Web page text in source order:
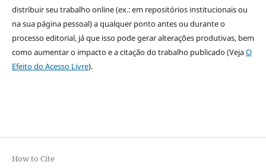
distribuir seu trabalho online (ex.: em repositórios institucionais ou
na sua página pessoal) a qualquer ponto antes ou durante o
processo editorial, já que isso pode gerar alterações produtivas, bem
como aumentar o impacto e a citação do trabalho publicado (VejaO
Efeito do Acesso Livre).
How to Cite